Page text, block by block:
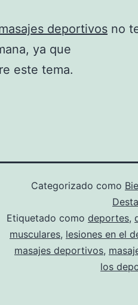
deportivos no
ya que
este tema.
Categorizado como
Etiquetado como deportes,
musculares, lesiones en el
masajes deportivos,
los